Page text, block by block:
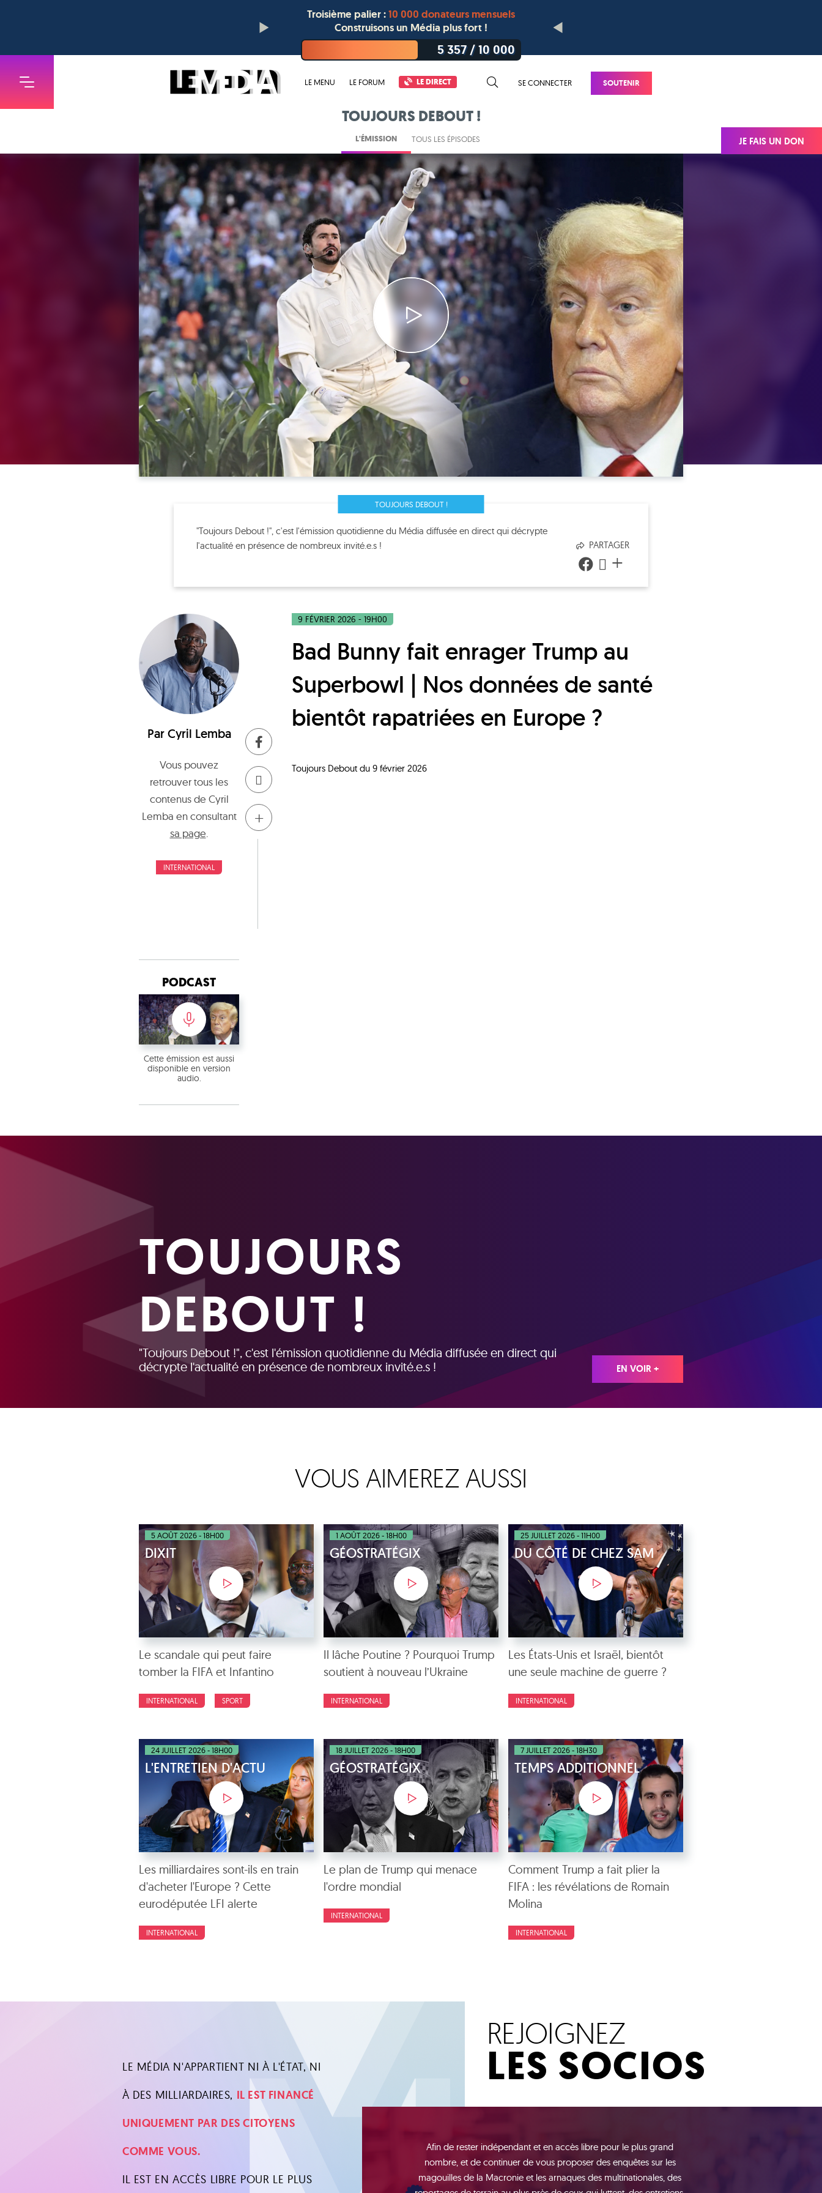
Troisième palier :10 000 donateurs mensuels
Construisons un Média plus fort !
5 357/10 000
LE MENU LE FORUM LE DIRECT SE CONNECTER SOUTENIR
JE FAIS UN DON
TOUJOURS DEBOUT !
L'ÉMISSION TOUS LES ÉPISODES
TOUJOURS DEBOUT !
"Toujours Debout !", c'est l'émission quotidienne du Média diffusée en direct qui décrypte
l'actualité en présence de nombreux invité.e.s !
PARTAGER
+
ParCyril Lemba
Vous pouvez
retrouver tous les
contenus de Cyril
Lemba en consultant
sa page
INTERNATIONAL
+
PODCAST
Cette émission est aussi
disponible en version
audio.
9 FÉVRIER 2026 - 19H00
Bad Bunny fait enrager Trump au
Superbowl | Nos données de santé
bientôt rapatriées en Europe ?
Toujours Debout du 9 février 2026
TOUJOURS
DEBOUT !
"Toujours Debout !", c'est l'émission quotidienne du Média diffusée en direct qui
décrypte l'actualité en présence de nombreux invité.e.s !
EN VOIR +
VOUS AIMEREZ AUSSI
5 AOÛT 2026 - 18H00
DIXIT
Le scandale qui peut faire
tomber la FIFA et Infantino
INTERNATIONAL SPORT
1 AOÛT 2026 - 18H00
GÉOSTRATÉGIX
Il lâche Poutine ? Pourquoi Trump
soutient à nouveau l’Ukraine
INTERNATIONAL
25 JUILLET 2026 - 11H00
DU CÔTÉ DE CHEZ SAM
Les États-Unis et Israël, bientôt
une seule machine de guerre ?
INTERNATIONAL
24 JUILLET 2026 - 18H00
L'ENTRETIEN D'ACTU
Les milliardaires sont-ils en train
d'acheter l'Europe ? Cette
eurodéputée LFI alerte
INTERNATIONAL
18 JUILLET 2026 - 18H00
GÉOSTRATÉGIX
Le plan de Trump qui menace
l'ordre mondial
INTERNATIONAL
7 JUILLET 2026 - 18H30
TEMPS ADDITIONNEL
Comment Trump a fait plier la
FIFA : les révélations de Romain
Molina
INTERNATIONAL
LE MÉDIA N'APPARTIENT NI À L'ÉTAT, NI
À DES MILLIARDAIRES, IL EST FINANCÉ
UNIQUEMENT PAR DES CITOYENS
COMME VOUS.
IL EST EN ACCÈS LIBRE POUR LE PLUS
REJOIGNEZ
LES SOCIOS
Afin de rester indépendant et en accès libre pour le plus grand
nombre, et de continuer de vous proposer des enquêtes sur les
magouilles de la Macronie et les arnaques des multinationales, des